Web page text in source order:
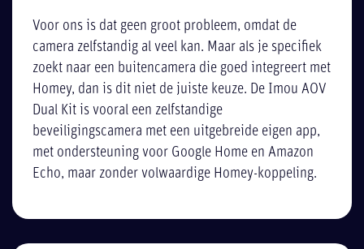
Voor ons is dat geen groot probleem, omdat de
camera zelfstandig al veel kan. Maar als je specifiek
zoekt naar een buitencamera die goed integreert met
Homey, dan is dit niet de juiste keuze. De Imou AOV
Dual Kit is vooral een zelfstandige
beveiligingscamera met een uitgebreide eigen app,
met ondersteuning voor Google Home en Amazon
Echo, maar zonder volwaardige Homey-koppeling.